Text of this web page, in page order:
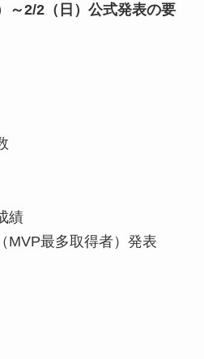
～2/2（日）公式発表の要
績
MVP最多取得者）発表